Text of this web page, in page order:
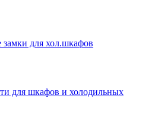
для хол.шкафов
для шкафов и холодильных